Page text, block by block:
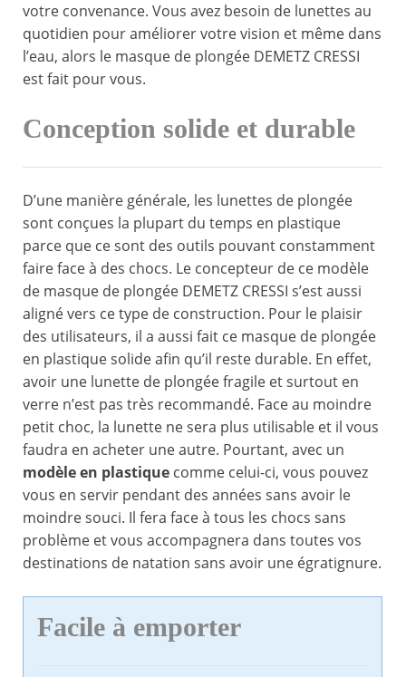
votre convenance. Vous avez besoin de lunettes au
quotidien pour améliorer votre vision et même dans
l’eau, alors le masque de plongée DEMETZ CRESSI
est fait pour vous.
Conception solide et durable
D’une manière générale, les lunettes de plongée
sont conçues la plupart du temps en plastique
parce que ce sont des outils pouvant constamment
faire face à des chocs. Le concepteur de ce modèle
de masque de plongée DEMETZ CRESSI s’est aussi
aligné vers ce type de construction. Pour le plaisir
des utilisateurs, il a aussi fait ce masque de plongée
en plastique solide afin qu’il reste durable. En effet,
avoir une lunette de plongée fragile et surtout en
verre n’est pas très recommandé. Face au moindre
petit choc, la lunette ne sera plus utilisable et il vous
faudra en acheter une autre. Pourtant, avec un
modèle en plastique comme celui-ci, vous pouvez
vous en servir pendant des années sans avoir le
moindre souci. Il fera face à tous les chocs sans
problème et vous accompagnera dans toutes vos
destinations de natation sans avoir une égratignure.
Facile à emporter